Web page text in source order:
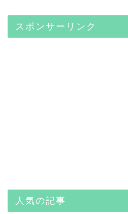
スポンサーリンク
人気の記事